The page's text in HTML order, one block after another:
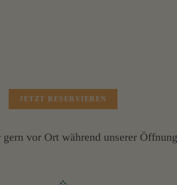
JETZT RESERVIEREN
vor Ort während unserer